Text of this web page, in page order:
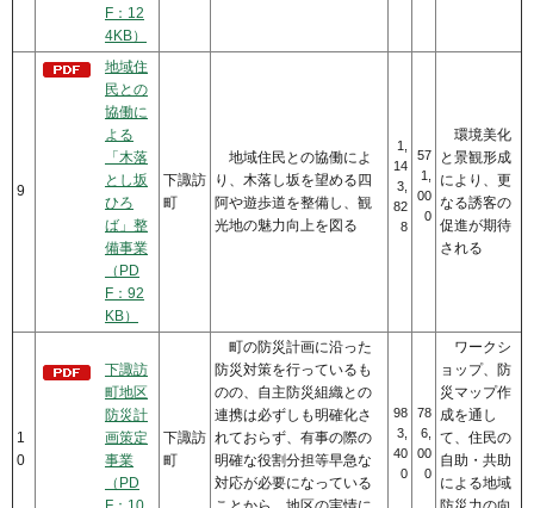
F：12
4KB）
9
地域住
民との
協働に
よる
「木落
とし坂
ひろ
ば」整
備事業
（PD
F：92
KB）
下諏訪
町
地域住民との協働によ
り、木落し坂を望める四
阿や遊歩道を整備し、観
光地の魅力向上を図る
1,
14
3,
82
8
57
1,
00
0
環境美化
と景観形成
により、更
なる誘客の
促進が期待
される
1
0
下諏訪
町地区
防災計
画策定
事業
（PD
下諏訪
町
町の防災計画に沿った
防災対策を行っているも
のの、自主防災組織との
連携は必ずしも明確化さ
れておらず、有事の際の
明確な役割分担等早急な
対応が必要になっている
98
3,
40
0
78
6,
00
0
ワークシ
ョップ、防
災マップ作
成を通し
て、住民の
自助・共助
による地域